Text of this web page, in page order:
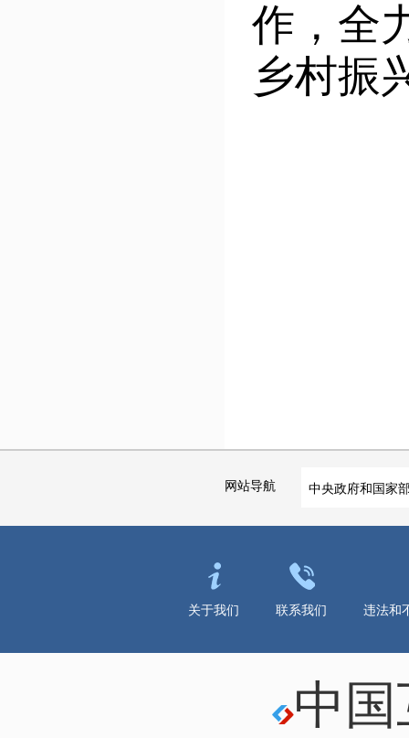
作，全
乡村振
网站导航 中央政府和国家
关于我们 联系我们 违法和
中国